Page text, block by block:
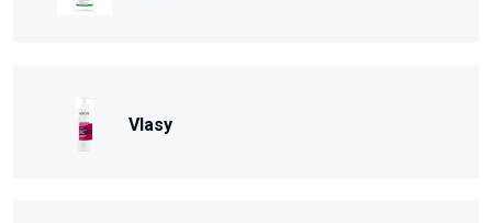
Vlasy